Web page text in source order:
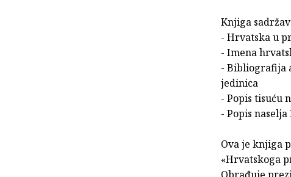
Knjiga
- Hrvatska u
- Imena
- Bibliografija
jedinica
- Popis tisuću
- Popis
Ova je knjiga
«Hrvatskoga